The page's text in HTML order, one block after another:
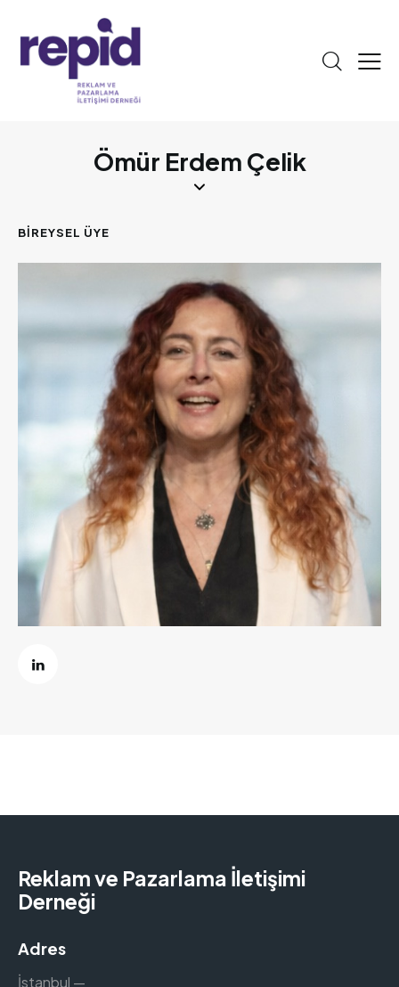
Ömür Erdem Çelik
BIREYSEL ÜYE
Reklam ve Pazarlama İletişimi
Derneği
Adres
İstanbul —